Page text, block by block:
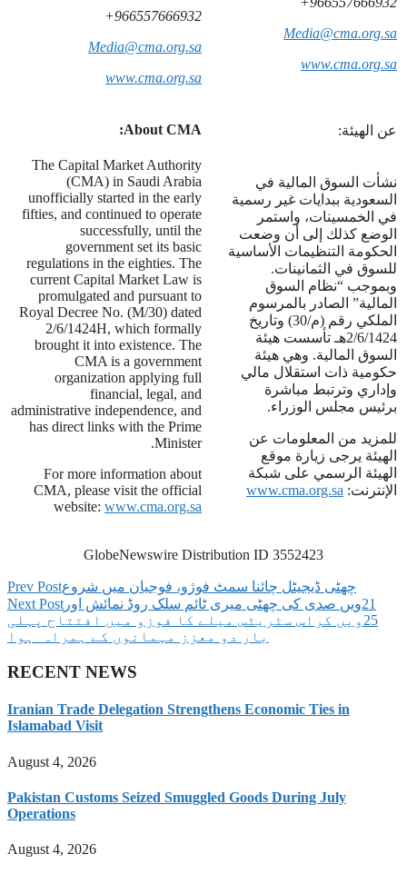
Media@cma.org.sa
www.cma.org.sa
966557666932+
Media@cma.org.sa
www.cma.org.sa
عن الهيئة: About CMA:
نشأت السوق المالية في
السعودية ببدايات غير رسمية
في الخمسينات، واستمر
الوضع كذلك إلى أن وضعت
الحكومة التنظيمات الأساسية
للسوق في الثمانينات.
وبموجب “نظام السوق
المالية” الصادر بالمرسوم
الملكي رقم (م/30) وتاريخ
2/6/1424هـ تأسست هيئة
السوق المالية. وهي هيئة
حكومية ذات استقلال مالي
وإداري وترتبط مباشرة
برئيس مجلس الوزراء.
للمزيد من المعلومات عن
الهيئة يرجى زيارة موقع
الهيئة الرسمي على شبكة
الإنترنت: www.cma.org.sa
The Capital Market Authority
(CMA) in Saudi Arabia
unofficially started in the early
fifties, and continued to operate
successfully, until the
government set its basic
regulations in the eighties. The
current Capital Market Law is
promulgated and pursuant to
Royal Decree No. (M/30) dated
2/6/1424H, which formally
brought it into existence. The
CMA is a government
organization applying full
financial, legal, and
administrative independence, and
has direct links with the Prime
Minister.
For more information about
CMA, please visit the official
website: www.cma.org.sa
GlobeNewswire Distribution ID 3552423
Prev Postچھٹی ڈیجیٹل چائنا سمٹ فوژو، فوجیان میں شروع
Next Post‫21ویں صدی کی چھٹی میری ٹائم سلک روڈ نمائش اور
25ویں کراس سٹریٹس میلے کا فوزو میں افتتاح پہلی
بار دو معزز مہمانوں کے ہمراہ ہوا
RECENT NEWS
Iranian Trade Delegation Strengthens Economic Ties in
Islamabad Visit
August 4, 2026
Pakistan Customs Seized Smuggled Goods During July
Operations
August 4, 2026